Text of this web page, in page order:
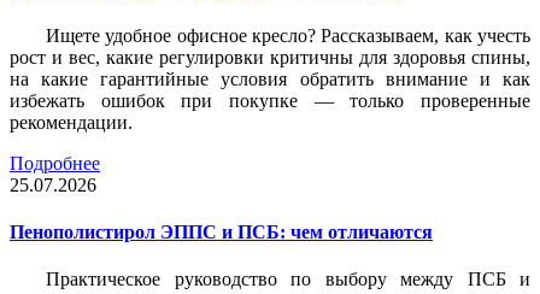
Ищете удобное офисное кресло? Рассказываем, как учесть
рост и вес, какие регулировки критичны для здоровья спины,
на какие гарантийные условия обратить внимание и как
избежать ошибок при покупке — только проверенные
рекомендации.
Подробнее
25.07.2026
Пенополистирол ЭППС и ПСБ: чем отличаются
Практическое руководство по выбору между ПСБ и